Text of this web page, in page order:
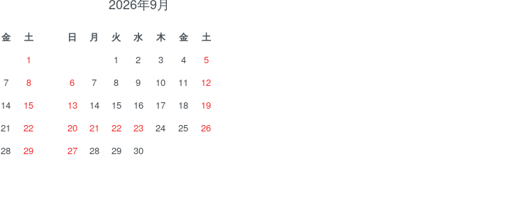
金
土
1
7
8
14
15
21
22
28
29
日 月 火 水 木 金
土
1
2 3 4
5
6
7 8 9 10 11
12
13
14 15 16 17 18
19
20
21 22 23 24 25
26
27
28 29 30